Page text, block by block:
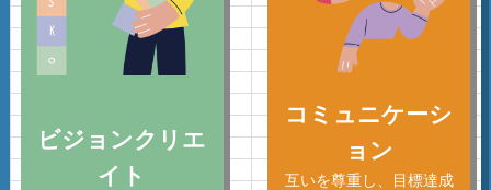
ビジョンクリエ
イト
コミュニケーシ
ョン
互いを尊重し、
目標達成